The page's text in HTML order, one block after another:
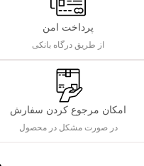
پرداخت امن
از طریق درگاه بانکی
امکان مرجوع کردن سفارش
در صورت مشکل در محصول